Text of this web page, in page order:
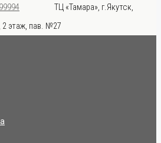
ТЦ «Тамара», г.Якутск,
этаж, пав. №27